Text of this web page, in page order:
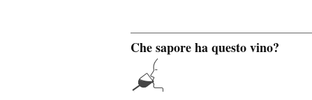
Che sapore ha questo vino?